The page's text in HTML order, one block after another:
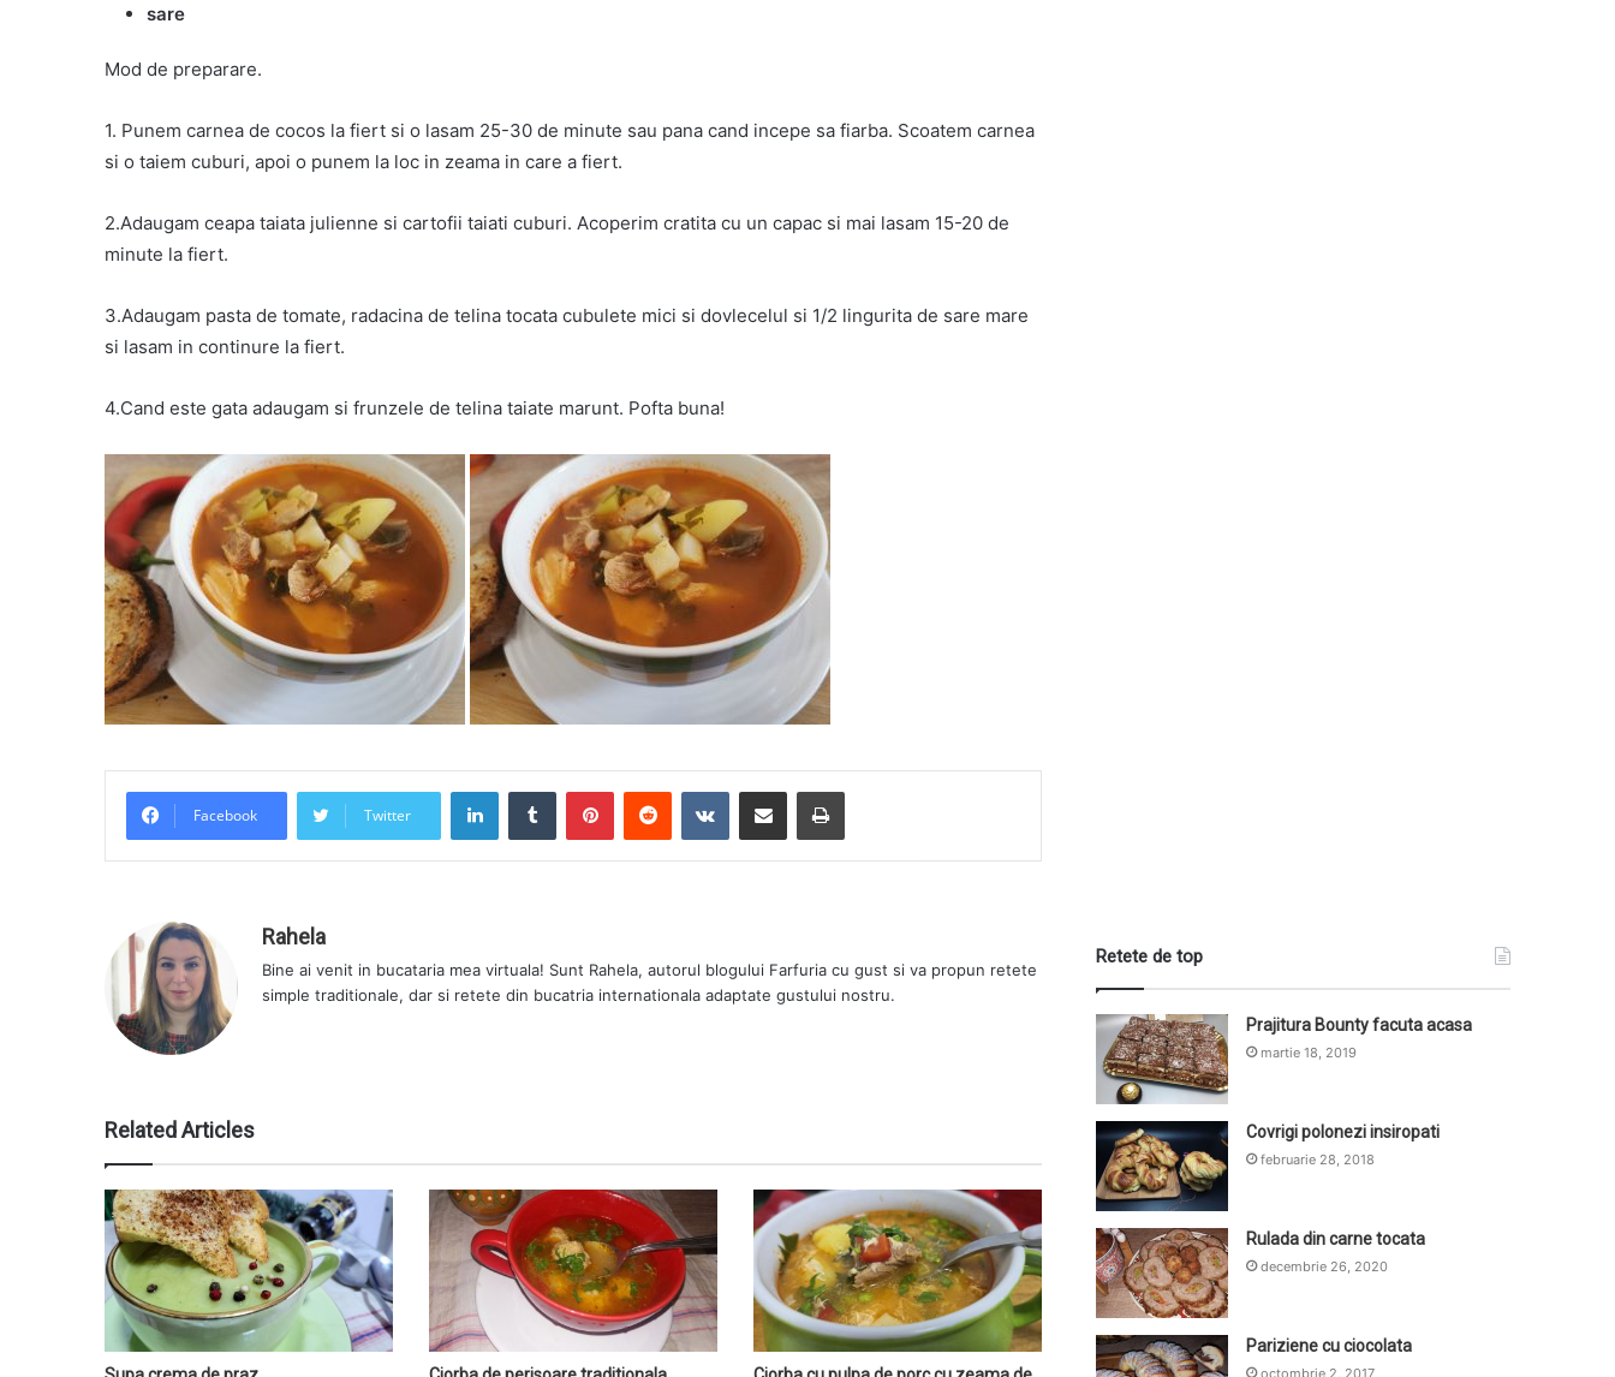
sare
Mod de preparare.
1. Punem carnea de cocos la fiert si o lasam 25-30 de minute sau pana cand incepe sa fiarba. Scoatem carnea
si o taiem cuburi, apoi o punem la loc in zeama in care a fiert.
2.Adaugam ceapa taiata julienne si cartofii taiati cuburi. Acoperim cratita cu un capac si mai lasam 15-20 de
minute la fiert.
3.Adaugam pasta de tomate, radacina de telina tocata cubulete mici si dovlecelul si 1/2 lingurita de sare mare
si lasam in continure la fiert.
4.Cand este gata adaugam si frunzele de telina taiate marunt. Pofta buna!
Facebook Twitter
Rahela
Bine ai venit in bucataria mea virtuala! Sunt Rahela, autorul blogului Farfuria cu gust si va propun retete
simple traditionale, dar si retete din bucatria internationala adaptate gustului nostru.
Related Articles
Retete de top
Prajitura Bounty facuta acasa
martie 18, 2019
Covrigi polonezi insiropati
februarie 28, 2018
Rulada din carne tocata
decembrie 26, 2020
Pariziene cu ciocolata
octombrie 2, 2017